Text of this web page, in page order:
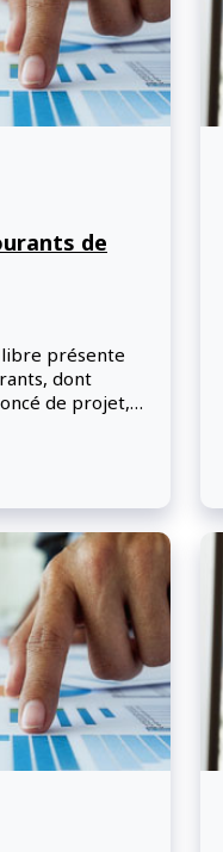
de
libre présente
dont
de projet,